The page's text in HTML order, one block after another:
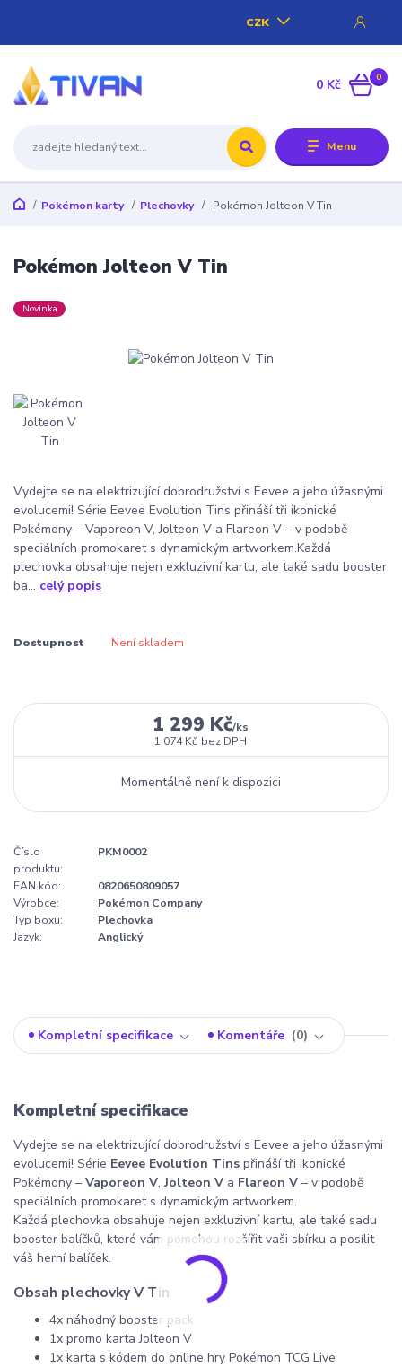
Menu
CZK
0
0 Kč
Pokémon karty Plechovky Pokémon Jolteon V Tin
Pokémon Jolteon V Tin
Novinka
Vydejte se na elektrizující dobrodružství s Eevee a jeho úžasnými
evolucemi! Série Eevee Evolution Tins přináší tři ikonické
Pokémony – Vaporeon V, Jolteon V a Flareon V – v podobě
speciálních promokaret s dynamickým artworkem.Každá
plechovka obsahuje nejen exkluzivní kartu, ale také sadu booster
ba... celý popis
Dostupnost Není skladem
1 299 Kč/ks
1 074 Kč bez DPH
Momentálně není k dispozici
Číslo
produktu:
PKM0002
EAN kód:
0820650809057
Výrobce:
Pokémon Company
Typ boxu:
Plechovka
Jazyk:
Anglický
Kompletní specifikace Komentáře 0
Kompletní specifikace
Vydejte se na elektrizující dobrodružství s Eevee a jeho úžasnými
evolucemi! Série Eevee Evolution Tins přináší tři ikonické
Pokémony – Vaporeon V,Jolteon V a Flareon V – v podobě
speciálních promokaret s dynamickým artworkem.
Každá plechovka obsahuje nejen exkluzivní kartu, ale také sadu
booster balíčků, které vám pomohou rozšířit vaši sbírku a posílit
váš herní balíček.
Obsah plechovky V Tin
4x náhodný booster pack
1x promo karta Jolteon V
1x karta s kódem do online hry Pokémon TCG Live